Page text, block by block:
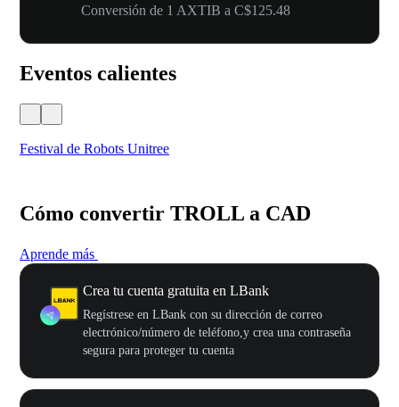
Conversión de 1 AXTIB a C$125.48
Eventos calientes
Festival de Robots Unitree
Cómo convertir TROLL a CAD
Aprende más
Crea tu cuenta gratuita en LBank
Regístrese en LBank con su dirección de correo
electrónico/número de teléfono,y crea una contraseña
segura para proteger tu cuenta